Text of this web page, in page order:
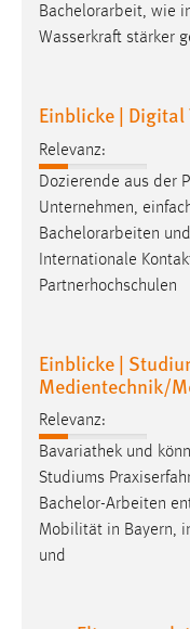
Bachelorarbeit, wie
Wasserkraft stärker
Einblicke |
Relevanz:
Dozierende aus der
Unternehmen,
Bachelorarbeiten
Internationale
Partnerhochschulen
Einblicke |
Medientechnik/
Relevanz:
Bavariathek und
Studiums
Bachelor-Arbeiten
Mobilität in Bayern,
und